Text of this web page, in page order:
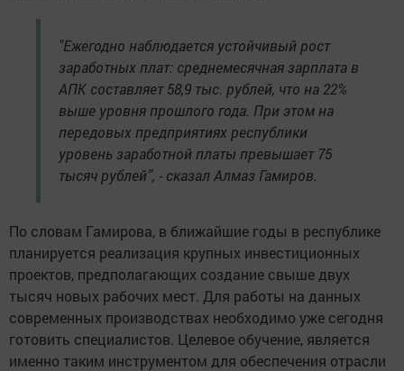
"Ежегодно наблюдается устойчивый рост
заработных плат: среднемесячная зарплата в
АПК составляет 58,9 тыс. рублей, что на 22%
выше уровня прошлого года. При этом на
передовых предприятиях республики
уровень заработной платы превышает 75
тысяч рублей”, - сказал Алмаз Гамиров.
По словам Гамирова, в ближайшие годы в республике
планируется реализация крупных инвестиционных
проектов, предполагающих создание свыше двух
тысяч новых рабочих мест. Для работы на данных
современных производствах необходимо уже сегодня
готовить специалистов. Целевое обучение, является
именно таким инструментом для обеспечения отрасли